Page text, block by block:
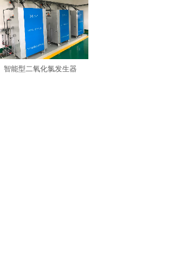
智能型二氧化氯发生器